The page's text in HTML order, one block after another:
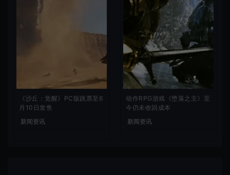
《沙丘：觉醒》PC版跳票至6
月10日发售
新闻资讯
动作RPG游戏《堕落之主》至
今仍未收回成本
新闻资讯